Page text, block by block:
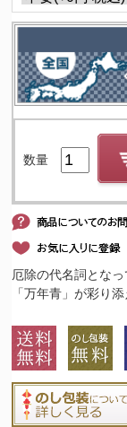
数量
厄除の代名詞とな
「万年青」が彩り